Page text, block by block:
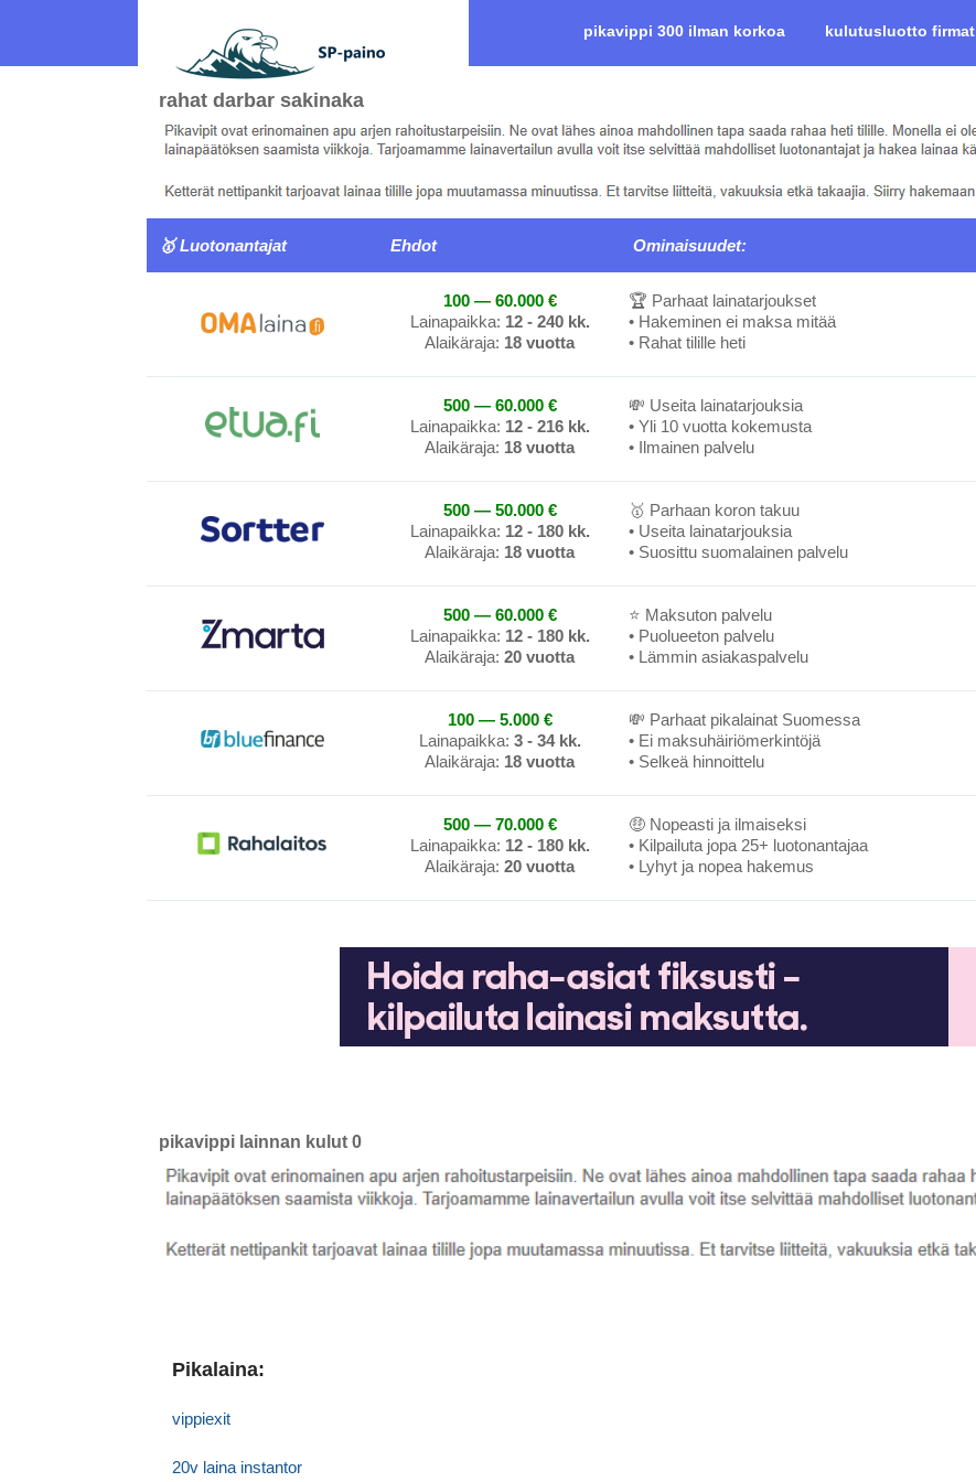
pikavippi 300 ilman korkoa kulutusluotto firmat
rahat darbar sakinaka
🥇 Luotonantajat Ehdot Ominaisuudet:
100 — 60.000 €
Lainapaikka: 12 - 240 kk.
Alaikäraja: 18 vuotta
🏆 Parhaat lainatarjoukset
• Hakeminen ei maksa mitää
• Rahat tilille heti
500 — 60.000 €
Lainapaikka: 12 - 216 kk.
Alaikäraja: 18 vuotta
💸 Useita lainatarjouksia
• Yli 10 vuotta kokemusta
• Ilmainen palvelu
500 — 50.000 €
Lainapaikka: 12 - 180 kk.
Alaikäraja: 18 vuotta
🥇 Parhaan koron takuu
• Useita lainatarjouksia
• Suosittu suomalainen palvelu
500 — 60.000 €
Lainapaikka: 12 - 180 kk.
Alaikäraja: 20 vuotta
⭐ Maksuton palvelu
• Puolueeton palvelu
• Lämmin asiakaspalvelu
100 — 5.000 €
Lainapaikka: 3 - 34 kk.
Alaikäraja: 18 vuotta
💸 Parhaat pikalainat Suomessa
• Ei maksuhäiriömerkintöjä
• Selkeä hinnoittelu
500 — 70.000 €
Lainapaikka: 12 - 180 kk.
Alaikäraja: 20 vuotta
🤑 Nopeasti ja ilmaiseksi
• Kilpailuta jopa 25+ luotonantajaa
• Lyhyt ja nopea hakemus
pikavippi lainnan kulut 0
Pikalaina:
vippiexit
20v laina instantor